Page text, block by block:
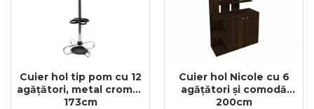
Cuier hol tip pom cu 12
agățători, metal cromat
173cm
Cuier hol Nicole cu 6
agățători și comodă
200cm